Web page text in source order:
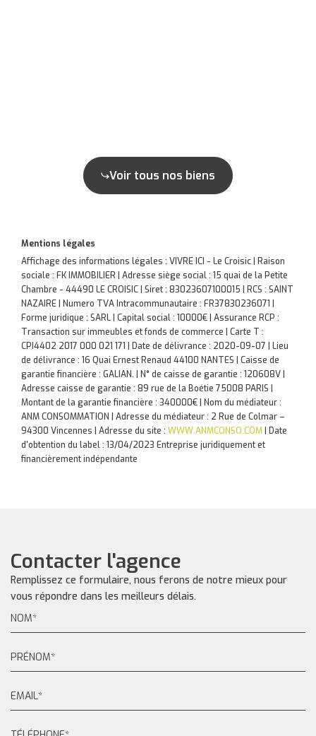
Voir tous nos biens
Mentions légales
Affichage des informations légales : VIVRE ICI - Le Croisic | Raison
sociale : FK IMMOBILIER | Adresse siège social : 15 quai de la Petite
Chambre - 44490 LE CROISIC | Siret : 83023607100015 | RCS : SAINT
NAZAIRE | Numero TVA Intracommunautaire : FR37830236071 |
Forme juridique : SARL | Capital social : 10000€ | Assurance RCP :
Transaction sur immeubles et fonds de commerce | Carte T :
CPI4402 2017 000 021 171 | Date de délivrance : 2020-09-07 | Lieu
de délivrance : 16 Quai Ernest Renaud 44100 NANTES | Caisse de
garantie financière : GALIAN. | N° de caisse de garantie : 120608V |
Adresse caisse de garantie : 89 rue de la Boétie 75008 PARIS |
Montant de la garantie financière : 340000€ | Nom du médiateur :
ANM CONSOMMATION | Adresse du médiateur : 2 Rue de Colmar –
94300 Vincennes | Adresse du site : WWW.ANMCONSO.COM | Date
d'obtention du label : 13/04/2023 Entreprise juridiquement et
financièrement indépendante
Contacter l'agence
Remplissez ce formulaire, nous ferons de notre mieux pour
vous répondre dans les meilleurs délais.